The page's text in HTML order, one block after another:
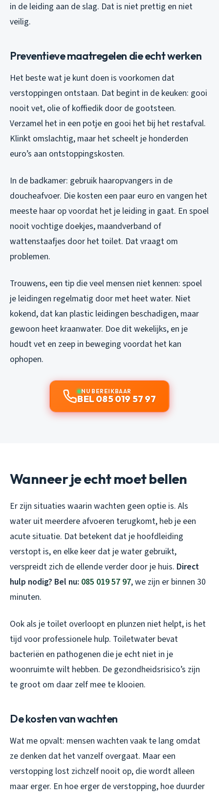
in de leiding aan de slag. Dat is niet prettig en niet
veilig.
Preventieve maatregelen die echt werken
Het beste wat je kunt doen is voorkomen dat
verstoppingen ontstaan. Dat begint in de keuken: gooi
nooit vet, olie of koffiedik door de gootsteen.
Verzamel het in een potje en gooi het bij het restafval.
Klinkt omslachtig, maar het scheelt je honderden
euro’s aan ontstoppingskosten.
In de badkamer: gebruik haaropvangers in de
doucheafvoer. Die kosten een paar euro en vangen het
meeste haar op voordat het je leiding in gaat. En spoel
nooit vochtige doekjes, maandverband of
wattenstaafjes door het toilet. Dat vraagt om
problemen.
Trouwens, een tip die veel mensen niet kennen: spoel
je leidingen regelmatig door met heet water. Niet
kokend, dat kan plastic leidingen beschadigen, maar
gewoon heet kraanwater. Doe dit wekelijks, en je
houdt vet en zeep in beweging voordat het kan
ophopen.
NU BEREIKBAAR
BEL 085 019 57 97
Wanneer je echt moet bellen
Er zijn situaties waarin wachten geen optie is. Als
water uit meerdere afvoeren terugkomt, heb je een
acute situatie. Dat betekent dat je hoofdleiding
verstopt is, en elke keer dat je water gebruikt,
verspreidt zich de ellende verder door je huis. Direct
hulp nodig? Bel nu: 085 019 57 97, we zijn er binnen 30
minuten.
Ook als je toilet overloopt en plunzen niet helpt, is het
tijd voor professionele hulp. Toiletwater bevat
bacteriën en pathogenen die je echt niet in je
woonruimte wilt hebben. De gezondheidsrisico’s zijn
te groot om daar zelf mee te klooien.
De kosten van wachten
Wat me opvalt: mensen wachten vaak te lang omdat
ze denken dat het vanzelf overgaat. Maar een
verstopping lost zichzelf nooit op, die wordt alleen
maar erger. En hoe erger de verstopping, hoe duurder